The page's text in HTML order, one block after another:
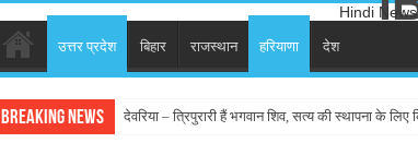
Hindi
उत्तर प्रदेश बिहार राजस्थान हरियाणा देश
Breaking News देवरिया – त्रिपुरारी हैं भगवान शिव, सत्य की स्थापना के लिए